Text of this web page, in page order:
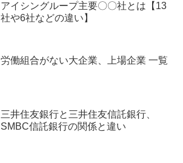
アイシングループ主要〇〇社とは【13
社や6社などの違い】
労働組合がない大企業、上場企業 一覧
三井住友銀行と三井住友信託銀行、
SMBC信託銀行の関係と違い